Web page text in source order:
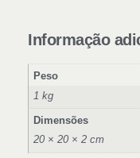
Informação
Peso
1 kg
Dimensões
20 × 20 × 2 cm